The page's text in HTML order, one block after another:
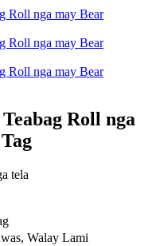
Roll nga
tela
Walay Lami